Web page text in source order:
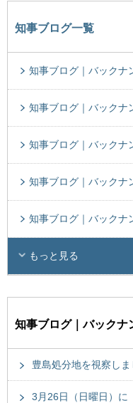
知事ブログ一覧
知事ブログ｜バックナ
知事ブログ｜バックナ
知事ブログ｜バックナ
知事ブログ｜バックナ
知事ブログ｜バックナ
もっと見る
知事ブログ｜バックナ
豊島処分地を視察しま
3月26日（日曜日）に